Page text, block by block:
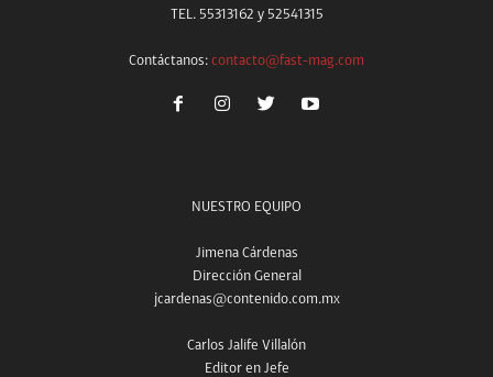
TEL. 55313162 y 52541315
Contáctanos: contacto@fast-mag.com
NUESTRO EQUIPO
Jimena Cárdenas
Dirección General
jcardenas@contenido.com.mx
Carlos Jalife Villalón
Editor en Jefe